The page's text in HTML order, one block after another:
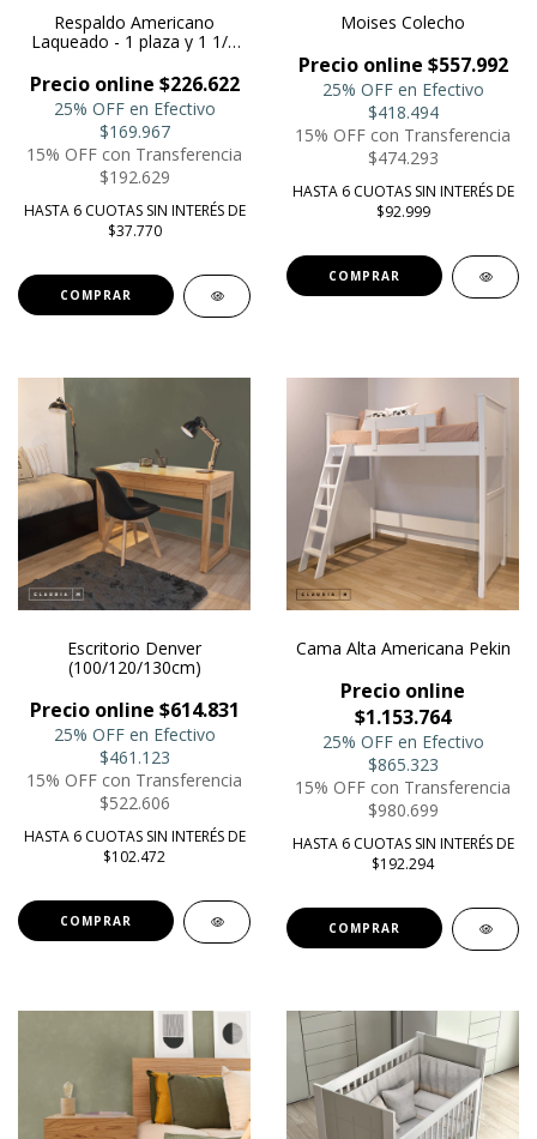
Respaldo Americano
Laqueado - 1 plaza y 1 1/2
Precio online $226.622
25% OFF en Efectivo
$169.967
15% OFF con Transferencia
$192.629
HASTA 6 CUOTAS SIN INTERÉS DE
$37.770
COMPRAR
Moises Colecho
Precio online $557.992
25% OFF en Efectivo
$418.494
15% OFF con Transferencia
$474.293
HASTA 6 CUOTAS SIN INTERÉS DE
$92.999
COMPRAR
Escritorio Denver
(100/120/130cm)
Precio online $614.831
25% OFF en Efectivo
$461.123
15% OFF con Transferencia
$522.606
HASTA 6 CUOTAS SIN INTERÉS DE
$102.472
COMPRAR
Cama Alta Americana Pekin
Precio online
$1.153.764
25% OFF en Efectivo
$865.323
15% OFF con Transferencia
$980.699
HASTA 6 CUOTAS SIN INTERÉS DE
$192.294
COMPRAR